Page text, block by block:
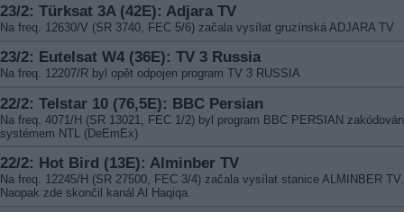
23/2: Türksat 3A (42E): Adjara TV
Na freq. 12630/V (SR 3740, FEC 5/6) začala vysílat gruzínská ADJARA TV
23/2: Eutelsat W4 (36E): TV 3 Russia
Na freq. 12207/R byl opět odpojen program TV 3 RUSSIA
22/2: Telstar 10 (76,5E): BBC Persian
Na freq. 4071/H (SR 13021, FEC 1/2) byl program BBC PERSIAN zakódován
systémem NTL (DeEmEx)
22/2: Hot Bird (13E): Alminber TV
Na freq. 12245/H (SR 27500, FEC 3/4) začala vysílat stanice ALMINBER TV.
Naopak zde skončil kanál Al Haqiqa.